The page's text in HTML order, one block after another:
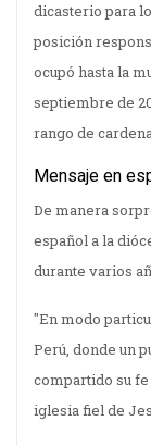
dicasterio para
posición
ocupó hasta la
septiembre de
rango de
Mensaje en
De manera
español a la
durante varios
"En modo
Perú, donde un
compartido su fe
iglesia fiel de